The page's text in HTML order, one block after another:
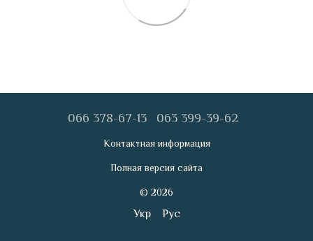
066 378-67-13 063 399-39-62
Контактная информация
Полная версия сайта
© 2026
Укр Рус